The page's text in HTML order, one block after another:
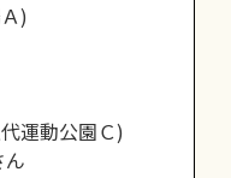
)
運動公園Ｃ)
ん